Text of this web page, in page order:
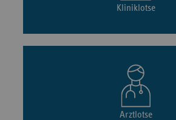
Kliniklotse
Arztlotse